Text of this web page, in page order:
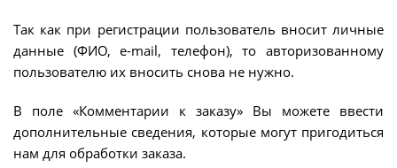
Так как при регистрации пользователь вносит личные
данные (ФИО, e-mail, телефон), то авторизованному
пользователю их вносить снова не нужно.
В поле «Комментарии к заказу» Вы можете ввести
дополнительные сведения, которые могут пригодиться
нам для обработки заказа.